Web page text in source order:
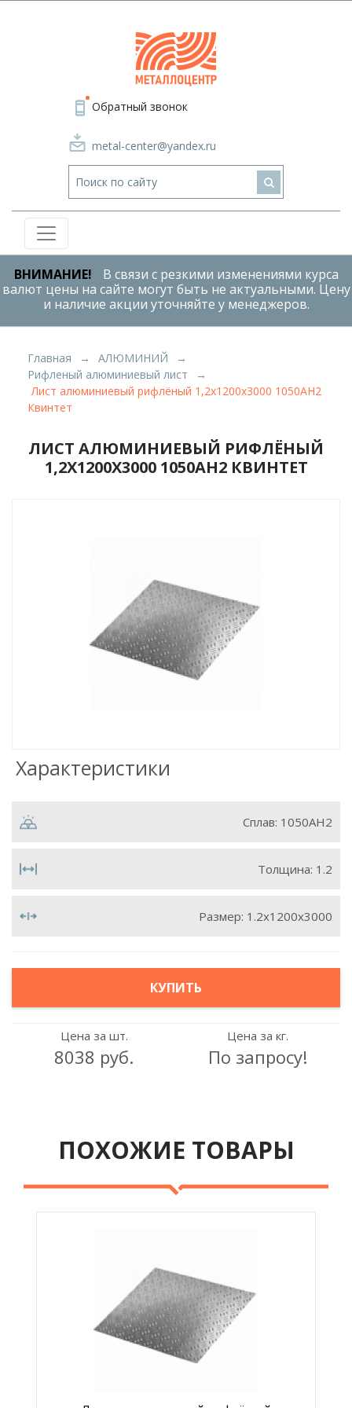
Обратный звонок
metal-center@yandex.ru
ВНИМАНИЕ!
В связи с резкими изменениями курса
валют цены на сайте могут быть не актуальными. Цену
и наличие акции уточняйте у менеджеров.
Главная
АЛЮМИНИЙ
Рифленый алюминиевый лист
Лист алюминиевый рифлёный 1,2х1200х3000 1050АН2
Квинтет
ЛИСТ АЛЮМИНИЕВЫЙ РИФЛЁНЫЙ
1,2Х1200Х3000 1050АН2 КВИНТЕТ
Характеристики
Сплав: 1050АН2
Толщина: 1.2
Размер: 1.2х1200х3000
КУПИТЬ
Цена за шт.
8038 руб.
Цена за кг.
По запросу!
ПОХОЖИЕ ТОВАРЫ